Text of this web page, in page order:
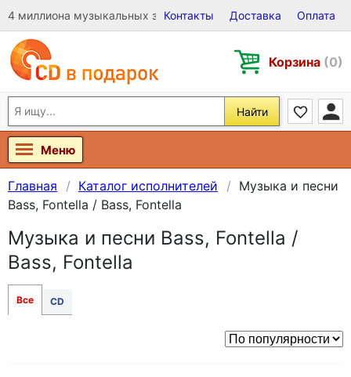
4 миллиона музыкальных записей на Виниле, CD и DVD
Контакты Доставка Оплата
Корзина (0)
Найти
Меню
Главная Каталог исполнителей
Музыка и песни
Bass, Fontella / Bass, Fontella
Музыка и песни Bass, Fontella /
Bass, Fontella
Все CD